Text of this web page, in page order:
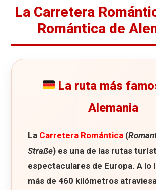
La Carretera
Romántica de
La ruta más
Alemania
La Carretera Romántica (
Straße) es una de las rutas
espectaculares de Europa. A lo
más de 460 kilómetros